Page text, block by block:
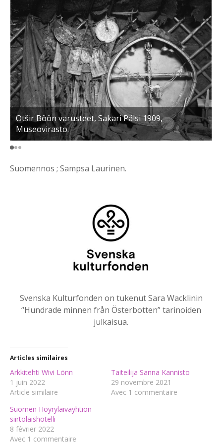
Otšir Böön varusteet, Sakari Pälsi 1909,
Museovirasto.
Suomennos ; Sampsa Laurinen.
Svenska Kulturfonden on tukenut Sara Wacklinin
“Hundrade minnen från Österbotten” tarinoiden
julkaisua.
Articles similaires
Arkkitehti Wivi Lönn
1 juin 2022
Article similaire
Taiteilija Sanna Kannisto
29 novembre 2021
Avec 1 commentaire
Suomen Höyrylaivayhtiön
siirtolaishotelli
8 février 2022
Avec 1 commentaire